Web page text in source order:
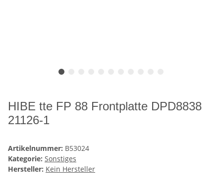
HIBE tte FP 88 Frontplatte DPD8838
21126-1
Artikelnummer: B53024
Kategorie: Sonstiges
Hersteller: Kein Hersteller